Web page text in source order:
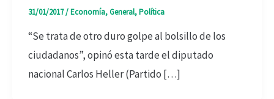
31/01/2017/Economía,General,Política
“Se trata de otro duro golpe al bolsillo de los
ciudadanos”, opinó esta tarde el diputado
nacional Carlos Heller (Partido […]